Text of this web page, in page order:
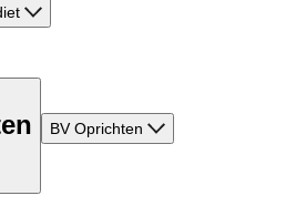
BV Oprichten